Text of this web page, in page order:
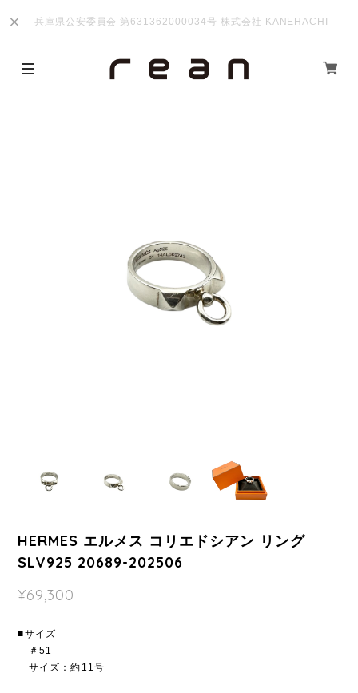
兵庫県公安委員会 第631362000034号 株式会社 KANEHACHI
HERMES エルメス コリエドシアン リング
SLV925 20689-202506
¥69,300
■サイズ
＃51
サイズ：約11号